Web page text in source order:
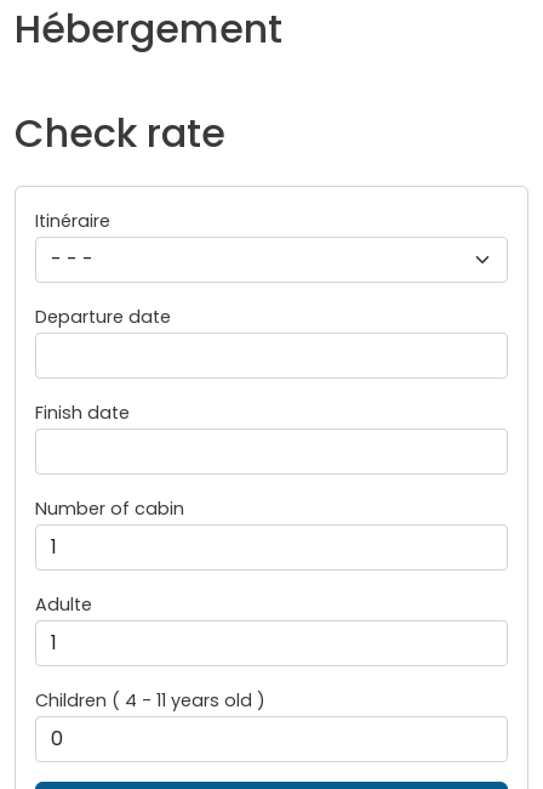
Hébergement
Check rate
Itinéraire
Departure date
Finish date
Number of cabin
Adulte
Children ( 4 - 11 years old )